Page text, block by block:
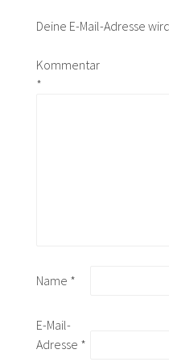
Deine E-Mail-Adresse
Kommentar
*
Name *
E-Mail-
Adresse *